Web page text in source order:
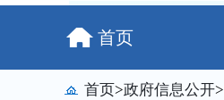
首页
首页>政府信息公开>